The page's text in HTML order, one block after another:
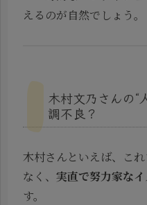
えるのが自然でしょう。
木村文乃さんの“
調不良？
木村さんといえば、こ
なく、 実直で努力家な
す。